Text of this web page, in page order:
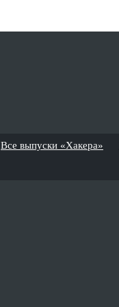
Все выпуски «Хакера»